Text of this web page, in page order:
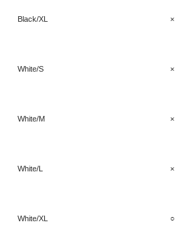
Black/XL ×
White/S ×
White/M ×
White/L ×
White/XL ○